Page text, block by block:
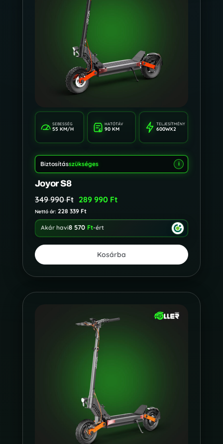
SEBESSÉG
55 KM/H
HATÓTÁV
90 KM
TELJESÍTMÉNY
600WX2
Biztosításszükséges i
Joyor S8
349 990Ft 289 990 Ft
Nettó ár: 228 339 Ft
Akár havi8 570 Ft-ért
Kosárba